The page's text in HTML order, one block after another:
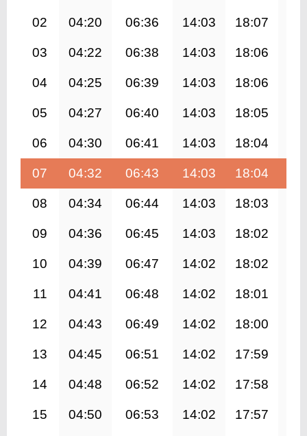
02 04:20 06:36 14:03 18:07
03 04:22 06:38 14:03 18:06
04 04:25 06:39 14:03 18:06
05 04:27 06:40 14:03 18:05
06 04:30 06:41 14:03 18:04
07 04:32 06:43 14:03 18:04
08 04:34 06:44 14:03 18:03
09 04:36 06:45 14:03 18:02
10 04:39 06:47 14:02 18:02
11 04:41 06:48 14:02 18:01
12 04:43 06:49 14:02 18:00
13 04:45 06:51 14:02 17:59
14 04:48 06:52 14:02 17:58
15 04:50 06:53 14:02 17:57